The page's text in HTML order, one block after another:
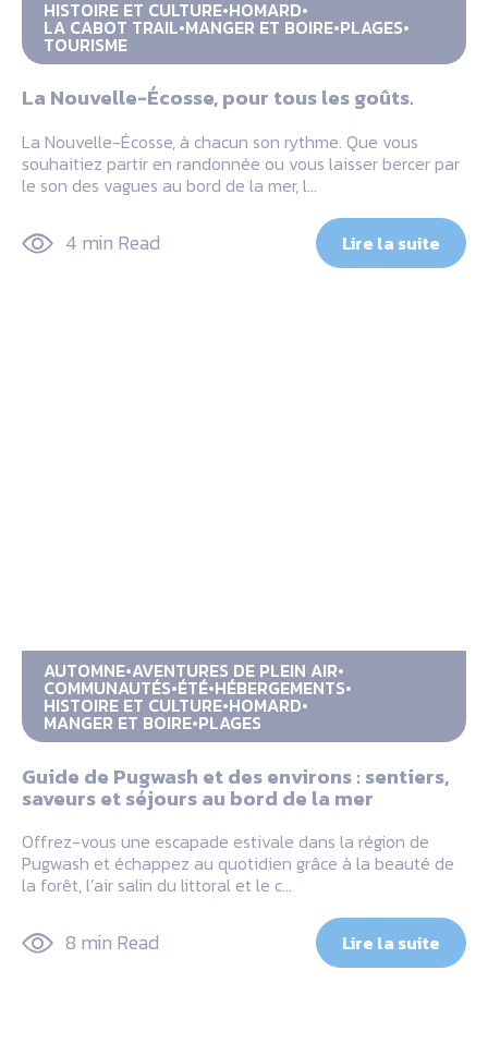
HISTOIRE ET CULTURE HOMARD
LA CABOT TRAIL MANGER ET BOIRE PLAGES
TOURISME
La Nouvelle-Écosse, pour tous les goûts.
La Nouvelle-Écosse, à chacun son rythme. Que vous
souhaitiez partir en randonnée ou vous laisser bercer par
le son des vagues au bord de la mer, l…
4 min Read Lire la suite
AUTOMNE AVENTURES DE PLEIN AIR
COMMUNAUTÉS ÉTÉ HÉBERGEMENTS
HISTOIRE ET CULTURE HOMARD
MANGER ET BOIRE PLAGES
Guide de Pugwash et des environs : sentiers,
saveurs et séjours au bord de la mer
Offrez-vous une escapade estivale dans la région de
Pugwash et échappez au quotidien grâce à la beauté de
la forêt, l’air salin du littoral et le c…
8 min Read Lire la suite